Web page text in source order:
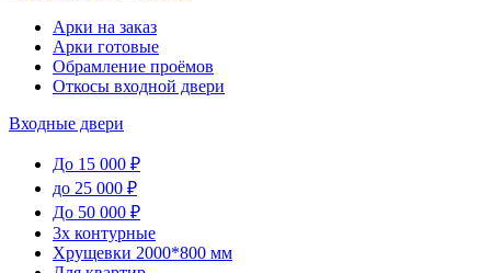
Арки на заказ
Арки готовые
Обрамление проёмов
Откосы входной двери
Входные двери
До 15 000 ₽
до 25 000 ₽
До 50 000 ₽
3х контурные
Хрущевки 2000*800 мм